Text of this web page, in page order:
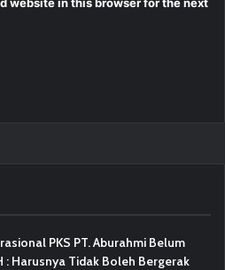
PKS PT. Aburahmi Belum
: Harusnya Tidak Boleh Bergerak